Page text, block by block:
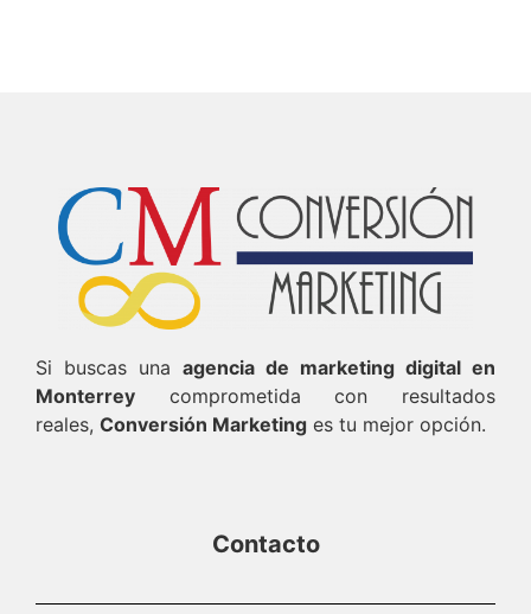
Si buscas una agencia de marketing digital en
Monterrey comprometida con resultados
reales, Conversión Marketing es tu mejor opción.
Contacto